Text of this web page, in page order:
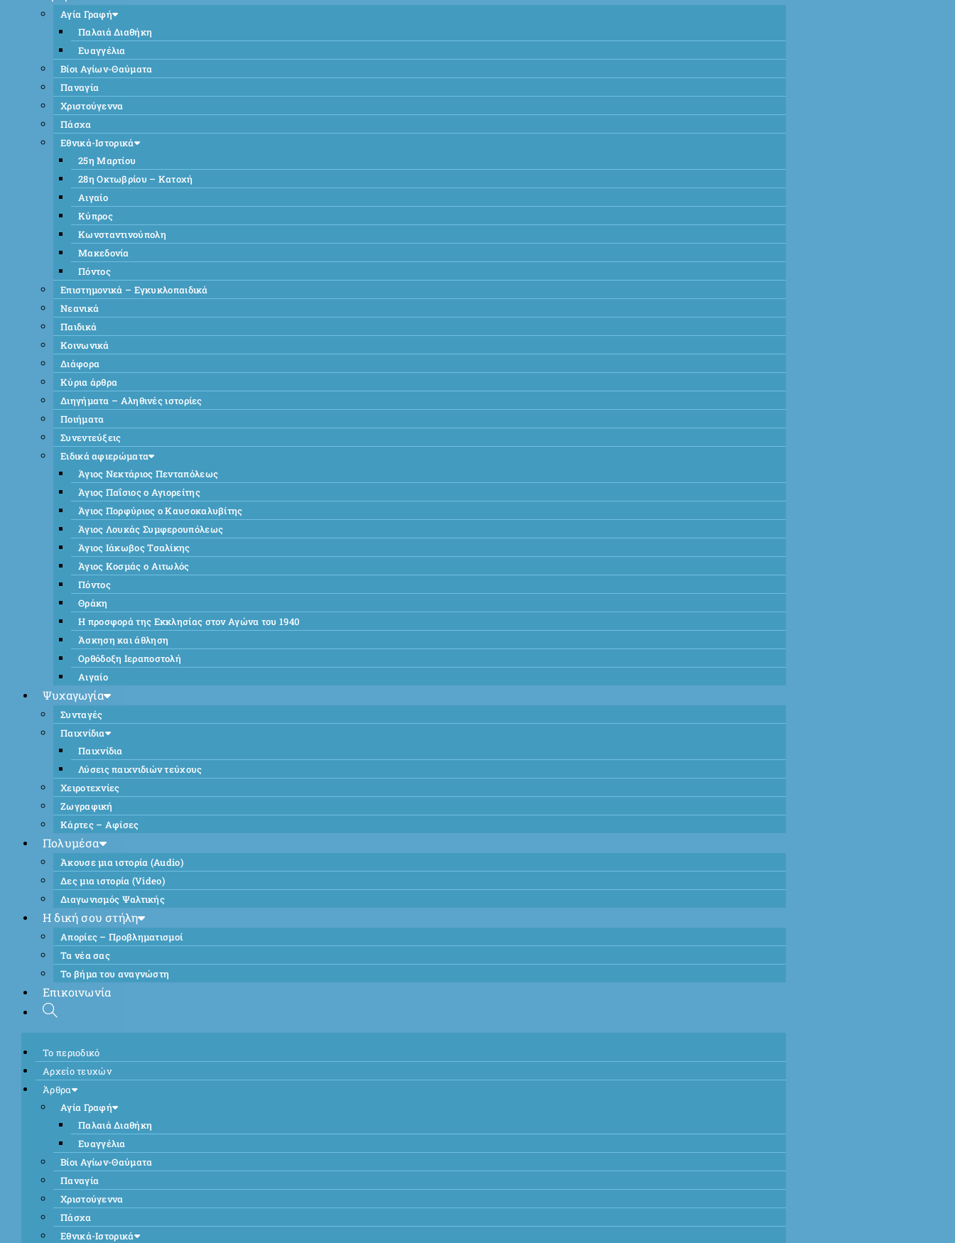
Αγία Γραφή
Παλαιά Διαθήκη
Ευαγγέλια
Βίοι Αγίων-Θαύματα
Παναγία
Χριστούγεννα
Πάσχα
Εθνικά-Ιστορικά
25η Μαρτίου
28η Οκτωβρίου – Κατοχή
Αιγαίο
Κύπρος
Κωνσταντινούπολη
Μακεδονία
Πόντος
Επιστημονικά – Εγκυκλοπαιδικά
Νεανικά
Παιδικά
Κοινωνικά
Διάφορα
Κύρια άρθρα
Διηγήματα – Αληθινές ιστορίες
Ποιήματα
Συνεντεύξεις
Ειδικά αφιερώματα
Άγιος Νεκτάριος Πενταπόλεως
Άγιος Παΐσιος ο Αγιορείτης
Άγιος Πορφύριος ο Καυσοκαλυβίτης
Άγιος Λουκάς Συμφερουπόλεως
Άγιος Ιάκωβος Τσαλίκης
Άγιος Κοσμάς ο Αιτωλός
Πόντος
Θράκη
Η προσφορά της Εκκλησίας στον Αγώνα του 1940
Άσκηση και άθληση
Ορθόδοξη Ιεραποστολή
Αιγαίο
Ψυχαγωγία
Συνταγές
Παιχνίδια
Παιχνίδια
Λύσεις παιχνιδιών τεύχους
Χειροτεχνίες
Ζωγραφική
Κάρτες – Αφίσες
Πολυμέσα
Άκουσε μια ιστορία (Audio)
Δες μια ιστορία (Video)
Διαγωνισμός Ψαλτικής
Η δική σου στήλη
Απορίες – Προβληματισμοί
Τα νέα σας
Το βήμα του αναγνώστη
Επικοινωνία
Το περιοδικό
Αρχείο τευχών
Άρθρα
Αγία Γραφή
Παλαιά Διαθήκη
Ευαγγέλια
Βίοι Αγίων-Θαύματα
Παναγία
Χριστούγεννα
Πάσχα
Εθνικά-Ιστορικά